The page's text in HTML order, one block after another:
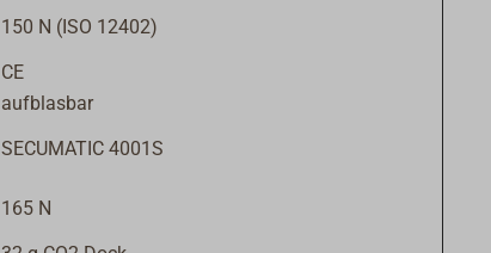
150 N (ISO 12402)
CE
aufblasbar
SECUMATIC 4001S
165 N